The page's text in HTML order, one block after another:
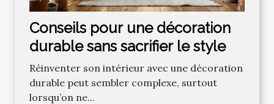
Conseils pour une décoration
durable sans sacrifier le style
Réinventer son intérieur avec une décoration
durable peut sembler complexe, surtout
lorsqu’on ne...